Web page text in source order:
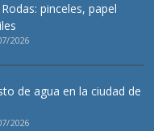
pinceles, papel
2026
de agua en la ciudad de
2026